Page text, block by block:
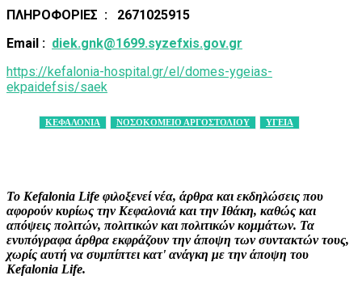
ΠΛΗΡΟΦΟΡΙΕΣ : 2671025915
Email : diek.gnk@1699.syzefxis.gov.gr
https://kefalonia-hospital.gr/el/domes-ygeias-
ekpaidefsis/saek
ΚΕΦΑΛΟΝΙΑ ΝΟΣΟΚΟΜΕΙΟ ΑΡΓΟΣΤΟΛΙΟΥ ΥΓΕΙΑ
Το Kefalonia Life φιλοξενεί νέα, άρθρα και εκδηλώσεις που
αφορούν κυρίως την Κεφαλονιά και την Ιθάκη, καθώς και
απόψεις πολιτών, πολιτικών και πολιτικών κομμάτων. Τα
ενυπόγραφα άρθρα εκφράζουν την άποψη των συντακτών τους,
χωρίς αυτή να συμπίπτει κατ' ανάγκη με την άποψη του
Kefalonia Life.